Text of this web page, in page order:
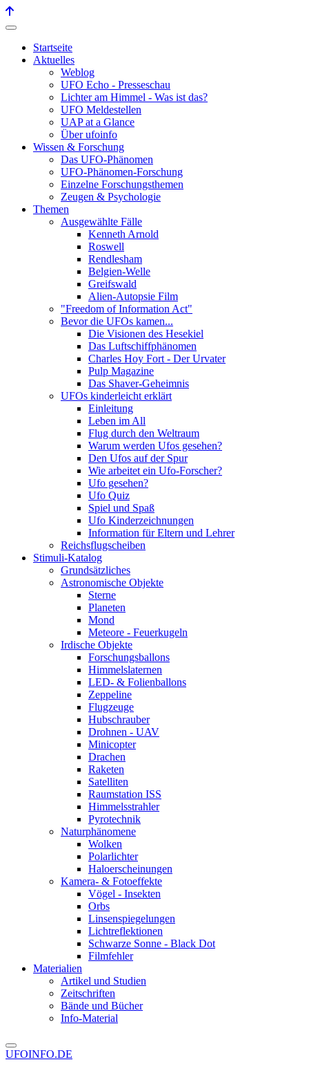
Startseite
Aktuelles
Weblog
UFO Echo - Presseschau
Lichter am Himmel - Was ist das?
UFO Meldestellen
UAP at a Glance
Über ufoinfo
Wissen & Forschung
Das UFO-Phänomen
UFO-Phänomen-Forschung
Einzelne Forschungsthemen
Zeugen & Psychologie
Themen
Ausgewählte Fälle
Kenneth Arnold
Roswell
Rendlesham
Belgien-Welle
Greifswald
Alien-Autopsie Film
"Freedom of Information Act"
Bevor die UFOs kamen...
Die Visionen des Hesekiel
Das Luftschiffphänomen
Charles Hoy Fort - Der Urvater
Pulp Magazine
Das Shaver-Geheimnis
UFOs kinderleicht erklärt
Einleitung
Leben im All
Flug durch den Weltraum
Warum werden Ufos gesehen?
Den Ufos auf der Spur
Wie arbeitet ein Ufo-Forscher?
Ufo gesehen?
Ufo Quiz
Spiel und Spaß
Ufo Kinderzeichnungen
Information für Eltern und Lehrer
Reichsflugscheiben
Stimuli-Katalog
Grundsätzliches
Astronomische Objekte
Sterne
Planeten
Mond
Meteore - Feuerkugeln
Irdische Objekte
Forschungsballons
Himmelslaternen
LED- & Folienballons
Zeppeline
Flugzeuge
Hubschrauber
Drohnen - UAV
Minicopter
Drachen
Raketen
Satelliten
Raumstation ISS
Himmelsstrahler
Pyrotechnik
Naturphänomene
Wolken
Polarlichter
Haloerscheinungen
Kamera- & Fotoeffekte
Vögel - Insekten
Orbs
Linsenspiegelungen
Lichtreflektionen
Schwarze Sonne - Black Dot
Filmfehler
Materialien
Artikel und Studien
Zeitschriften
Bände und Bücher
Info-Material
UFOINFO.DE